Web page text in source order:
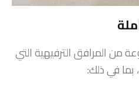
من المرافق الترفيهية التي
بما في ذلك: